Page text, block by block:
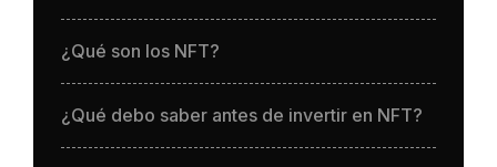
¿Qué son los NFT?
¿Qué debo saber antes de invertir en NFT?